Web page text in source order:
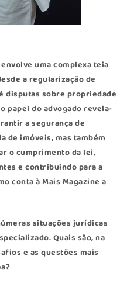
uma complexa teia
a regularização de
disputas sobre propriedade
papel do advogado revela-
a segurança de
de imóveis, mas também
o cumprimento da lei,
e contribuindo para a
conta à Mais Magazine a
situações jurídicas
Quais são, na
e as questões mais